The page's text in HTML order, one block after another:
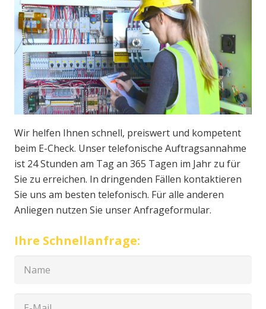
Wir helfen Ihnen schnell, preiswert und kompetent
beim E-Check. Unser telefonische Auftragsannahme
ist 24 Stunden am Tag an 365 Tagen im Jahr zu für
Sie zu erreichen. In dringenden Fällen kontaktieren
Sie uns am besten telefonisch. Für alle anderen
Anliegen nutzen Sie unser Anfrageformular.
Ihre Schnellanfrage: